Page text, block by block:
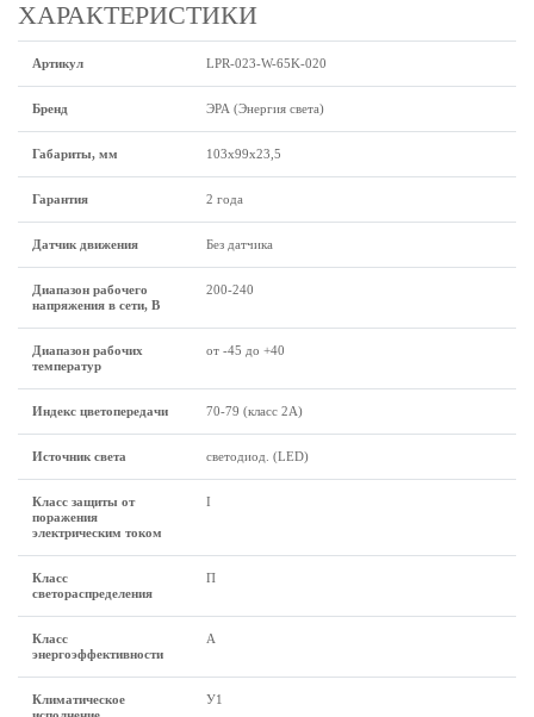
ХАРАКТЕРИСТИКИ
Артикул LPR-023-W-65K-020
Бренд ЭРА (Энергия света)
Габариты, мм 103х99х23,5
Гарантия 2 года
Датчик движения Без датчика
Диапазон рабочего
напряжения в сети, В
200-240
Диапазон рабочих
температур
от -45 до +40
Индекс цветопередачи 70-79 (класс 2A)
Источник света светодиод. (LED)
Класс защиты от
поражения
электрическим током
I
Класс
светораспределения
П
Класс
энергоэффективности
A
Климатическое
У1